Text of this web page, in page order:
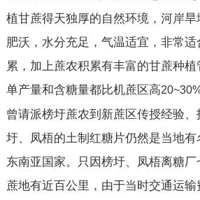
植甘蔗得天独厚的自然环境，河岸
肥沃，水分充足，气温适宜，非常
累，加上蔗农积累有丰富的甘蔗种
单产量和含糖量都比机蔗区高
曾请派榜圩蔗农到新蔗区传授经验
圩、凤梧的土制红糖片仍然是当地
东南亚国家。只因榜圩、凤梧离糖
蔗地有近百公里，由于当时交通运